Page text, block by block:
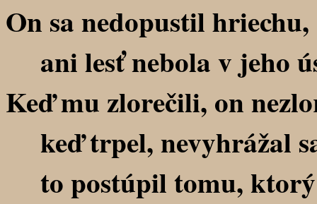
On sa nedopustil
ani lesť nebola v jeho
Keď mu zlorečili, on
keď trpel, nevyhrážal
to postúpil tomu, ktorý